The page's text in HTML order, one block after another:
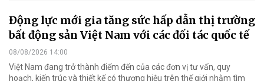
Động lực mới gia tăng sức hấp dẫn thị trường
bất động sản Việt Nam với các đối tác quốc tế
08/08/2026 14:00
Việt Nam đang trở thành điểm đến của các đơn vị tư vấn, quy
hoạch, kiến trúc và thiết kế có thương hiệu trên thế giới nhằm tìm